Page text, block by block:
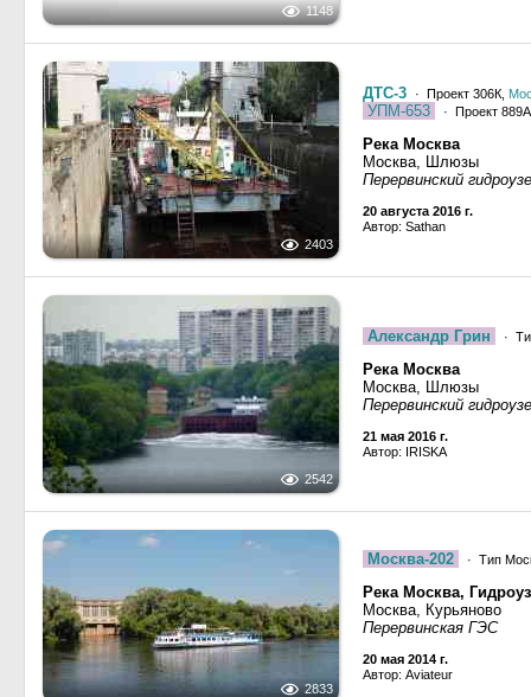
1148
2403
ДТС-3 · Проект 306К,
УПМ-653 · Проект
Река Москва
Москва, Шлюзы
Перервинский
20 августа 2016 г.
Автор: Sathan
2542
Александр Грин ·
Река Москва
Москва, Шлюзы
Перервинский
21 мая 2016 г.
Автор: IRISKA
2833
Москва-202 · Тип
Река Москва,
Москва, Курьяново
Перервинская ГЭС
20 мая 2014 г.
Автор: Aviateur